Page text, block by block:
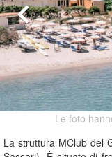
Le foto
La struttura MClub del